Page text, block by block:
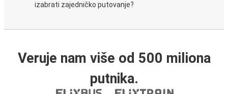
izabrati zajedničko putovanje?
Veruje nam više od 500 miliona
putnika.